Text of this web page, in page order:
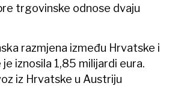
trgovinske odnose dvaju
razmjena između Hrvatske i
iznosila 1,85 milijardi eura.
iz Hrvatske u Austriju